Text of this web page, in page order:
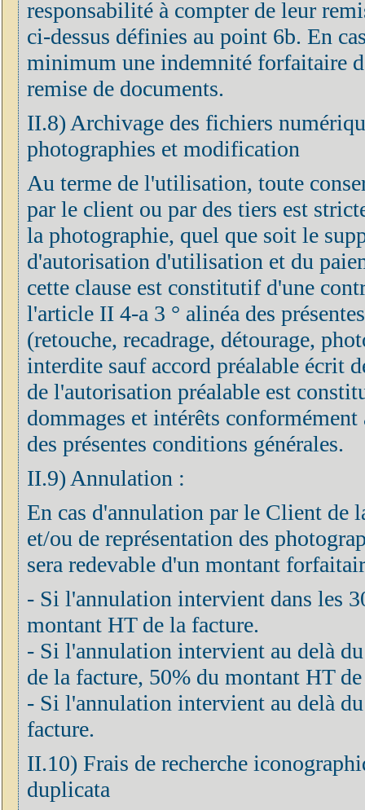
responsabilité à compter de leur
ci-dessus définies au point 6b. En
minimum une indemnité forfaitaire
remise de documents.
II.8) Archivage des fichiers
photographies et modification
Au terme de l'utilisation, toute
par le client ou par des tiers est
la photographie, quel que soit le
d'autorisation d'utilisation et du
cette clause est constitutif d'une
l'article II 4-a 3 ° alinéa des
(retouche, recadrage, détourage,
interdite sauf accord préalable écrit
de l'autorisation préalable est
dommages et intérêts
des présentes conditions générales.
II.9) Annulation :
En cas d'annulation par le Client de
et/ou de représentation des
sera redevable d'un montant
- Si l'annulation intervient dans les
montant HT de la facture.
- Si l'annulation intervient au delà
de la facture, 50% du montant HT
- Si l'annulation intervient au delà
facture.
II.10) Frais de recherche
duplicata